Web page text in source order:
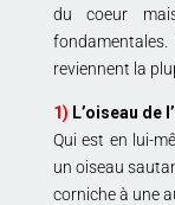
du coeur
fondamentales.
reviennent la
1) L’oiseau de
Qui est en lui-
un oiseau
corniche à une